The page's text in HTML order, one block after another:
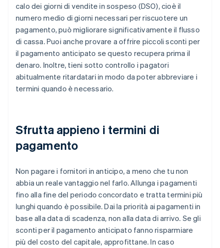
calo dei giorni di vendite in sospeso (DSO), cioè il
numero medio di giorni necessari per riscuotere un
pagamento, può migliorare significativamente il flusso
di cassa. Puoi anche provare a offrire piccoli sconti per
il pagamento anticipato se questo recupera prima il
denaro. Inoltre, tieni sotto controllo i pagatori
abitualmente ritardatari in modo da poter abbreviare i
termini quando è necessario.
Sfrutta appieno i termini di
pagamento
Non pagare i fornitori in anticipo, a meno che tu non
abbia un reale vantaggio nel farlo. Allunga i pagamenti
fino alla fine del periodo concordato e tratta termini più
lunghi quando è possibile. Dai la priorità ai pagamenti in
base alla data di scadenza, non alla data di arrivo. Se gli
sconti per il pagamento anticipato fanno risparmiare
più del costo del capitale, approfittane. In caso